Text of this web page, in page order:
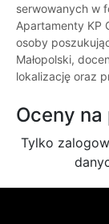
serwowanych w
Apartamenty KP
osoby
Małopolski,
lokalizację oraz
Oceny
Tylko